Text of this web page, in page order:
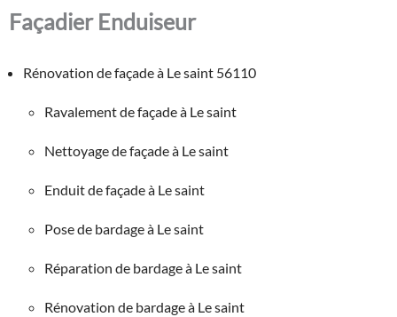
Façadier Enduiseur
Rénovation de façade à Le saint 56110
Ravalement de façade à Le saint
Nettoyage de façade à Le saint
Enduit de façade à Le saint
Pose de bardage à Le saint
Réparation de bardage à Le saint
Rénovation de bardage à Le saint